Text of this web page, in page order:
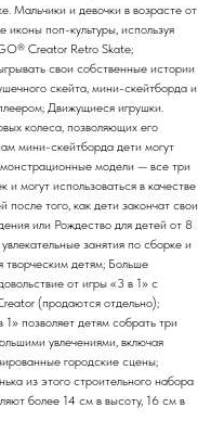
Мальчики и девочки в возрасте от
поп-культуры, используя
Creator Retro Skate;
свои собственные истории
скейта, мини-скейтборда и
Движущиеся игрушки.
колеса, позволяющих его
мини-скейтборда дети могут
модели — все три
могут использоваться в качестве
того, как дети закончат свои
или Рождество для детей от 8
занятия по сборке и
детям; Больше
от игры «3 в 1» с
(продаются отдельно);
позволяет детям собрать три
увлечениями, включая
городские сцены;
из этого строительного набора
более 14 см в высоту, 16 см в